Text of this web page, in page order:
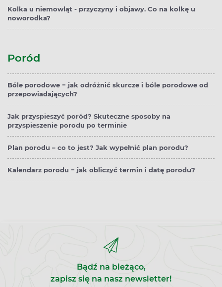
Kolka u niemowląt - przyczyny i objawy. Co na kolkę u
noworodka?
Poród
Bóle porodowe − jak odróżnić skurcze i bóle porodowe od
przepowiadających?
Jak przyspieszyć poród? Skuteczne sposoby na
przyspieszenie porodu po terminie
Plan porodu – co to jest? Jak wypełnić plan porodu?
Kalendarz porodu − jak obliczyć termin i datę porodu?
Bądź na bieżąco,
zapisz się na nasz newsletter!